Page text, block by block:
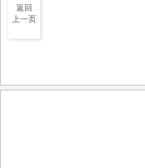
返回
上一页